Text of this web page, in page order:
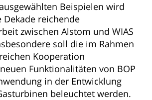
Beispielen wird
Dekade reichende
zwischen Alstom und WIAS
soll die im Rahmen
Kooperation
Funktionalitäten von BOP
in der Entwicklung
beleuchtet werden.